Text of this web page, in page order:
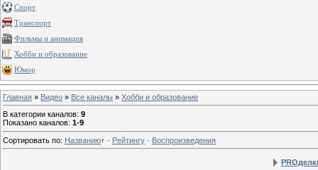
Спорт
Транспорт
Фильмы и анимация
Хобби и образование
Юмор
Главная » Видео » Все каналы » Хобби и образование
В категории каналов: 9
Показано каналов: 1-9
Сортировать по: Названию↑ · Рейтингу · Воспроизведения